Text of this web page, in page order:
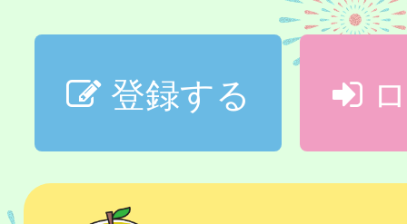
登録する